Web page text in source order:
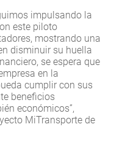
impulsando la
este piloto
mostrando una
disminuir su huella
se espera que
en la
cumplir con sus
beneficios
económicos”,
MiTransporte de